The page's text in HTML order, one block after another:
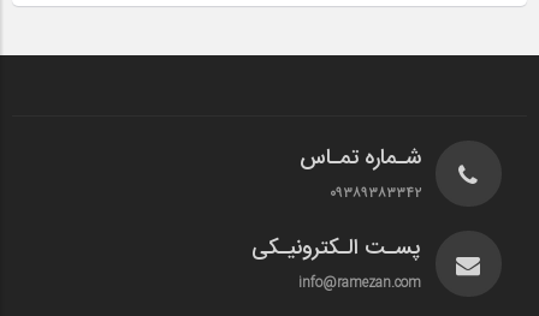
شـماره تمـاس
۰۹۳۸۹۳۸۳۳۴۲
پسـت الـکترونیـکی
info@ramezan.com